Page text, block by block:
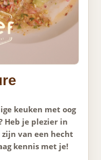
keuken met oog
Heb je plezier in
van een hecht
kennis met je!